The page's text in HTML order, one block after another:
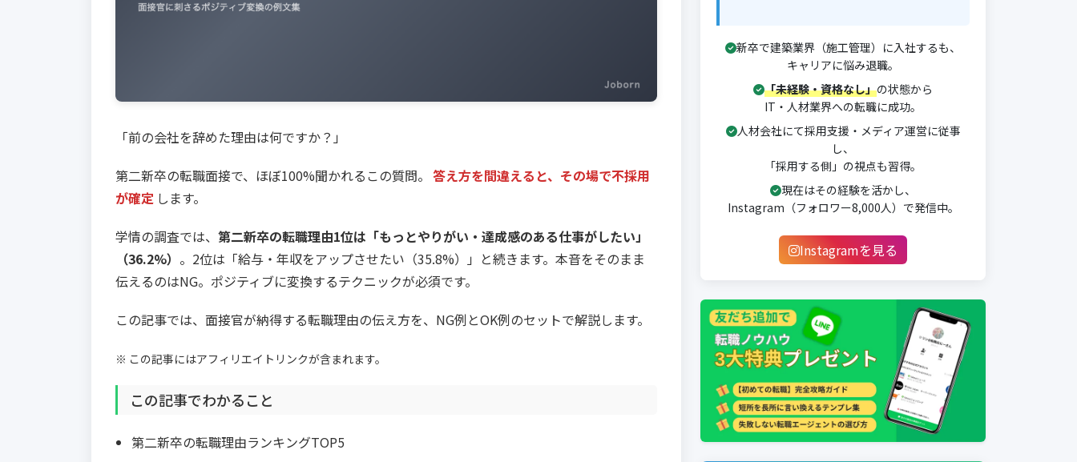
「前の会社を辞めた理由は何ですか？」
第二新卒の転職面接で、ほぼ100%聞かれるこの質問。 答え方を間違えると、その場で不採用
が確定 します。
学情の調査では、 第二新卒の転職理由1位は「もっとやりがい・達成感のある仕事がしたい」
（36.2%） 。2位は「給与・年収をアップさせたい（35.8%）」と続きます。本音をそのまま
伝えるのはNG。ポジティブに変換するテクニックが必須です。
この記事では、面接官が納得する転職理由の伝え方を、NG例とOK例のセットで解説します。
※ この記事にはアフィリエイトリンクが含まれます。
この記事でわかること
第二新卒の転職理由ランキングTOP5
新卒で建築業界（施工管理）に入社するも、
キャリアに悩み退職。
「未経験・資格なし」の状態から
IT・人材業界への転職に成功。
人材会社にて採用支援・メディア運営に従事
し、
「採用する側」の視点も習得。
現在はその経験を活かし、
Instagram（フォロワー8,000人）で発信中。
Instagramを見る